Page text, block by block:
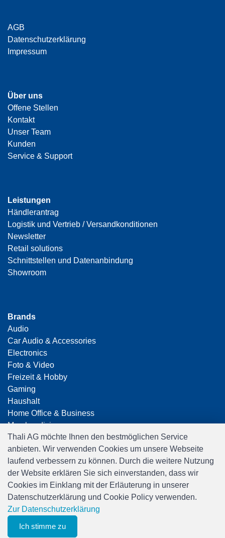
AGB
Datenschutzerklärung
Impressum
Über uns
Offene Stellen
Kontakt
Unser Team
Kunden
Service & Support
Leistungen
Händlerantrag
Logistik und Vertrieb / Versandkonditionen
Newsletter
Retail solutions
Schnittstellen und Datenanbindung
Showroom
Brands
Audio
Car Audio & Accessories
Electronics
Foto & Video
Freizeit & Hobby
Gaming
Haushalt
Home Office & Business
Merchandising
Smart Home
Spielwaren
Travel
Thali AG möchte Ihnen den bestmöglichen Service
anbieten. Wir verwenden Cookies um unsere Webseite
laufend verbessern zu können. Durch die weitere Nutzung
der Website erklären Sie sich einverstanden, dass wir
Cookies im Einklang mit der Erläuterung in unserer
Datenschutzerklärung und Cookie Policy verwenden.
Zur Datenschutzerklärung
Ich stimme zu